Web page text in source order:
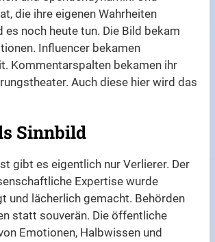
die ihre eigenen Wahrheiten
es noch heute tun. Die Bild bekam
Influencer bekamen
Kommentarspalten bekamen ihr
Auch diese hier wird das
Sinnbild
gibt es eigentlich nur Verlierer. Der
Expertise wurde
und lächerlich gemacht. Behörden
statt souverän. Die öffentliche
Emotionen, Halbwissen und